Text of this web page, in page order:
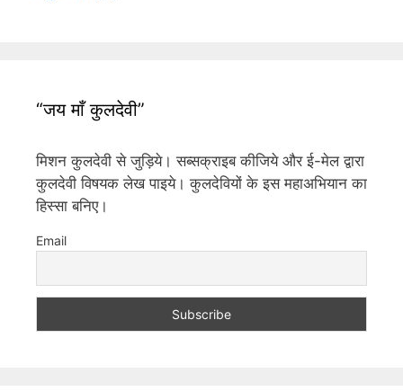
“जय माँ कुलदेवी”
मिशन कुलदेवी से जुड़िये। सब्सक्राइब कीजिये और ई-मेल द्वारा
कुलदेवी विषयक लेख पाइये। कुलदेवियों के इस महाअभियान का
हिस्सा बनिए।
Email